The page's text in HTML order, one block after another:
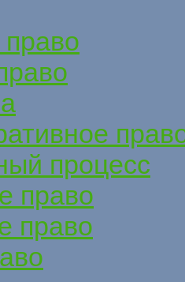
процесс
право
право